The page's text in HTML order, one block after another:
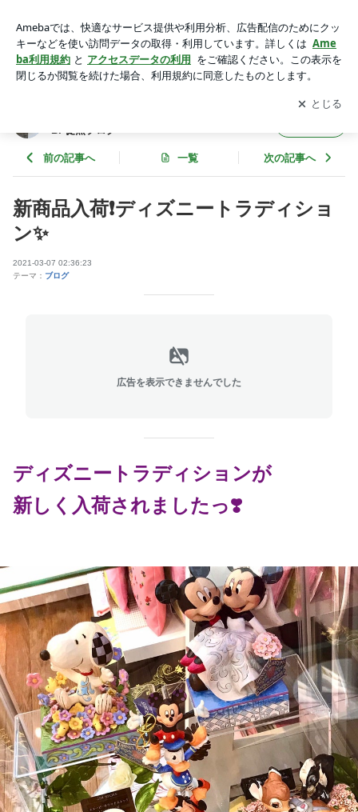
和錆 ART SALON WASABI 徒然ブログ
アプリをダウンロードして ブログの更新通知
を受け取りまし
ょう。
開く
BI 徒然ブログ
前の記事へ 一覧 次の記事へ
新商品入荷❗️ディズニートラディショ
ン✨
2021-03-07 02:36:23
テーマ： ブログ
広告を表示できませんでした
ディズニートラディションが
新しく入荷されましたっ❣️